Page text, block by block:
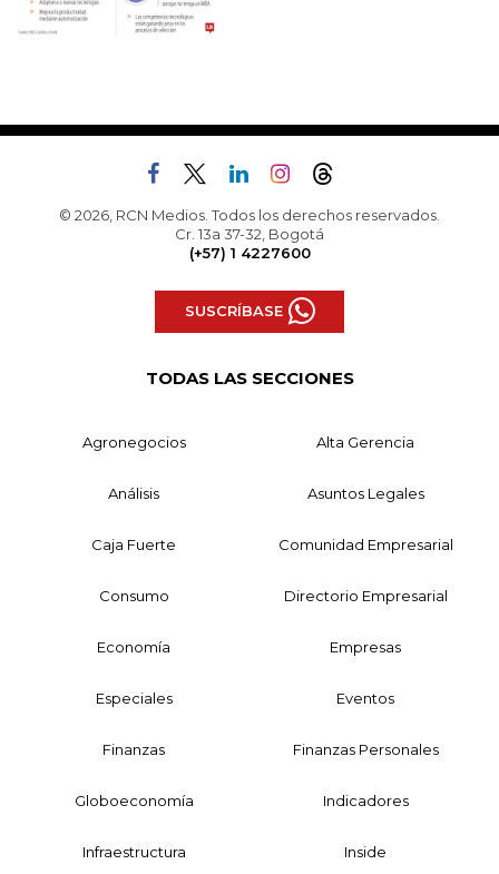
© 2026, RCN Medios. Todos los derechos reservados.
Cr. 13a 37-32, Bogotá
(+57) 1 4227600
SUSCRÍBASE
TODAS LAS SECCIONES
Agronegocios Alta Gerencia
Análisis Asuntos Legales
Caja Fuerte Comunidad Empresarial
Consumo Directorio Empresarial
Economía Empresas
Especiales Eventos
Finanzas Finanzas Personales
Globoeconomía Indicadores
Infraestructura Inside